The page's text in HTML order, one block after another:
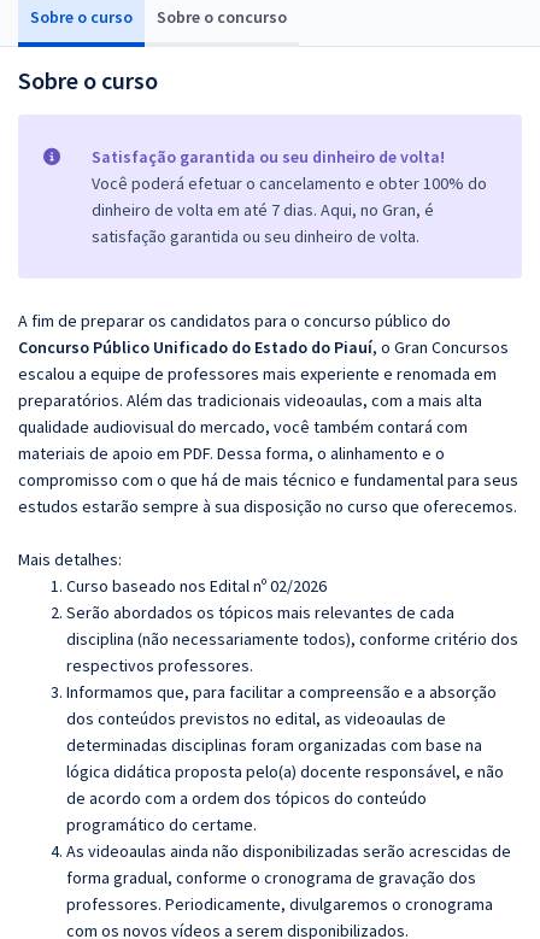
Sobre o curso Sobre o concurso
Sobre o curso
Satisfação garantida ou seu dinheiro de volta!
Você poderá efetuar o cancelamento e obter 100% do
dinheiro de volta em até 7 dias. Aqui, no Gran, é
satisfação garantida ou seu dinheiro de volta.
A fim de preparar os candidatos para o concurso público do
Concurso Público Unificado do Estado do Piauí, o Gran Concursos
escalou a equipe de professores mais experiente e renomada em
preparatórios. Além das tradicionais videoaulas, com a mais alta
qualidade audiovisual do mercado, você também contará com
materiais de apoio em PDF. Dessa forma, o alinhamento e o
compromisso com o que há de mais técnico e fundamental para seus
estudos estarão sempre à sua disposição no curso que oferecemos.
Mais detalhes:
Curso baseado nos Edital nº 02/2026
Serão abordados os tópicos mais relevantes de cada
disciplina (não necessariamente todos), conforme critério dos
respectivos professores.
Informamos que, para facilitar a compreensão e a absorção
dos conteúdos previstos no edital, as videoaulas de
determinadas disciplinas foram organizadas com base na
lógica didática proposta pelo(a) docente responsável, e não
de acordo com a ordem dos tópicos do conteúdo
programático do certame.
As videoaulas ainda não disponibilizadas serão acrescidas de
forma gradual, conforme o cronograma de gravação dos
professores. Periodicamente, divulgaremos o cronograma
com os novos vídeos a serem disponibilizados.